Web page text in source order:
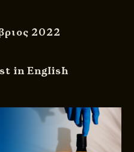
2022
in English